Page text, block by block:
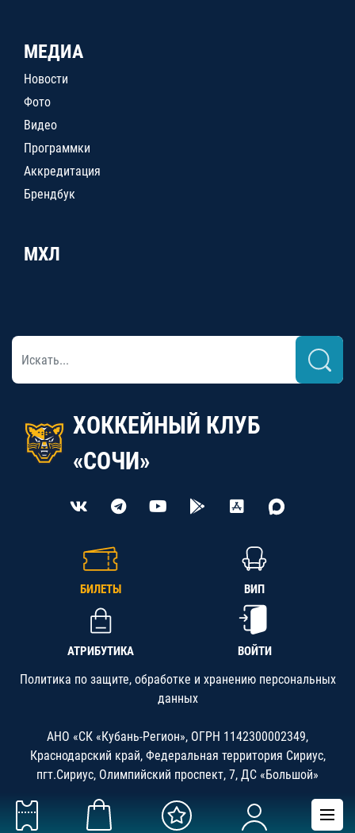
МЕДИА
Новости
Фото
Видео
Программки
Аккредитация
Брендбук
МХЛ
ХОККЕЙНЫЙ КЛУБ
«СОЧИ»
БИЛЕТЫ ВИП
АТРИБУТИКА ВОЙТИ
Политика по защите, обработке и хранению персональных
данных
АНО «СК «Кубань-Регион», ОГРН 1142300002349,
Краснодарский край, Федеральная территория Сириус,
пгт.Сириус, Олимпийский проспект, 7, ДС «Большой»